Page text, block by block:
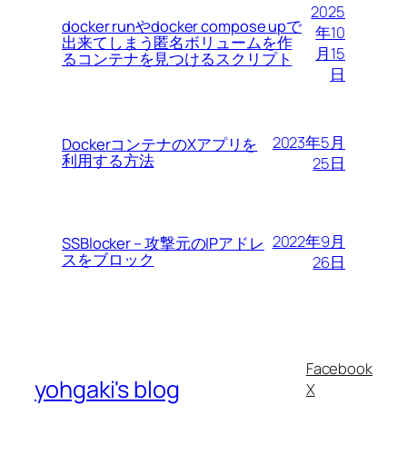
docker runやdocker compose upで
出来てしまう匿名ボリュームを作
るコンテナを見つけるスクリプト
2025
年10
月15
日
DockerコンテナのXアプリを
利用する方法
2023年5月
25日
SSBlocker – 攻撃元のIPアドレ
スをブロック
2022年9月
26日
yohgaki's blog
Facebook
X